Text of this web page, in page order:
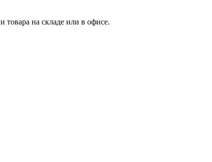
на складе или в офисе.